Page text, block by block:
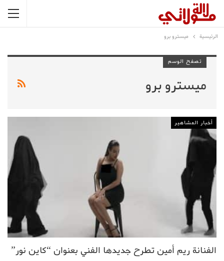
الرئيسية ميسترو برو
تصفح الوسم
ميسترو برو
أخبار المشاهير
الفنانة ريم أمين تطرح جديدها الفني بعنوان “كاين نور”